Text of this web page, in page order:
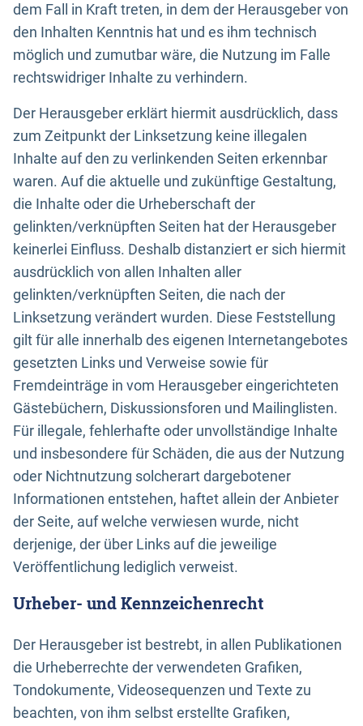
dem Fall in Kraft treten, in dem der Herausgeber von
den Inhalten Kenntnis hat und es ihm technisch
möglich und zumutbar wäre, die Nutzung im Falle
rechtswidriger Inhalte zu verhindern.
Der Herausgeber erklärt hiermit ausdrücklich, dass
zum Zeitpunkt der Linksetzung keine illegalen
Inhalte auf den zu verlinkenden Seiten erkennbar
waren. Auf die aktuelle und zukünftige Gestaltung,
die Inhalte oder die Urheberschaft der
gelinkten/verknüpften Seiten hat der Herausgeber
keinerlei Einfluss. Deshalb distanziert er sich hiermit
ausdrücklich von allen Inhalten aller
gelinkten/verknüpften Seiten, die nach der
Linksetzung verändert wurden. Diese Feststellung
gilt für alle innerhalb des eigenen Internetangebotes
gesetzten Links und Verweise sowie für
Fremdeinträge in vom Herausgeber eingerichteten
Gästebüchern, Diskussionsforen und Mailinglisten.
Für illegale, fehlerhafte oder unvollständige Inhalte
und insbesondere für Schäden, die aus der Nutzung
oder Nichtnutzung solcherart dargebotener
Informationen entstehen, haftet allein der Anbieter
der Seite, auf welche verwiesen wurde, nicht
derjenige, der über Links auf die jeweilige
Veröffentlichung lediglich verweist.
Urheber- und Kennzeichenrecht
Der Herausgeber ist bestrebt, in allen Publikationen
die Urheberrechte der verwendeten Grafiken,
Tondokumente, Videosequenzen und Texte zu
beachten, von ihm selbst erstellte Grafiken,